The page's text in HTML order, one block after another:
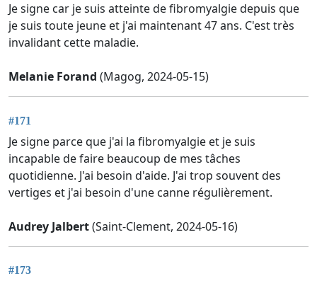
Je signe car je suis atteinte de fibromyalgie depuis que
je suis toute jeune et j'ai maintenant 47 ans. C'est très
invalidant cette maladie.
Melanie Forand (Magog, 2024-05-15)
#171
Je signe parce que j'ai la fibromyalgie et je suis
incapable de faire beaucoup de mes tâches
quotidienne. J'ai besoin d'aide. J'ai trop souvent des
vertiges et j'ai besoin d'une canne régulièrement.
Audrey Jalbert(Saint-Clement, 2024-05-16)
#173